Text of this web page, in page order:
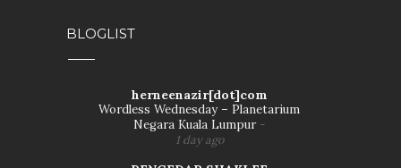
BLOGLIST
herneenazir[dot]com
Wordless Wednesday – Planetarium
Negara Kuala Lumpur -
1 day ago